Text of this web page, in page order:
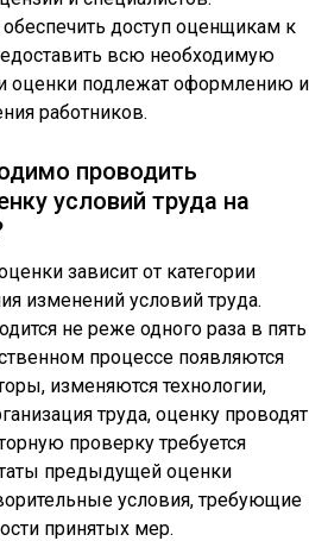
обеспечить доступ оценщикам к
всю необходимую
оценки подлежат оформлению и
работников.
проводить
условий труда на
зависит от категории
изменений условий труда.
не реже одного раза в пять
процессе появляются
изменяются технологии,
труда, оценку проводят
проверку требуется
предыдущей оценки
условия, требующие
принятых мер.